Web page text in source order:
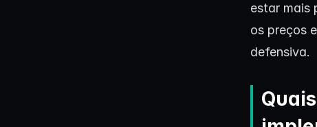
estar mais
os preços
defensiva.